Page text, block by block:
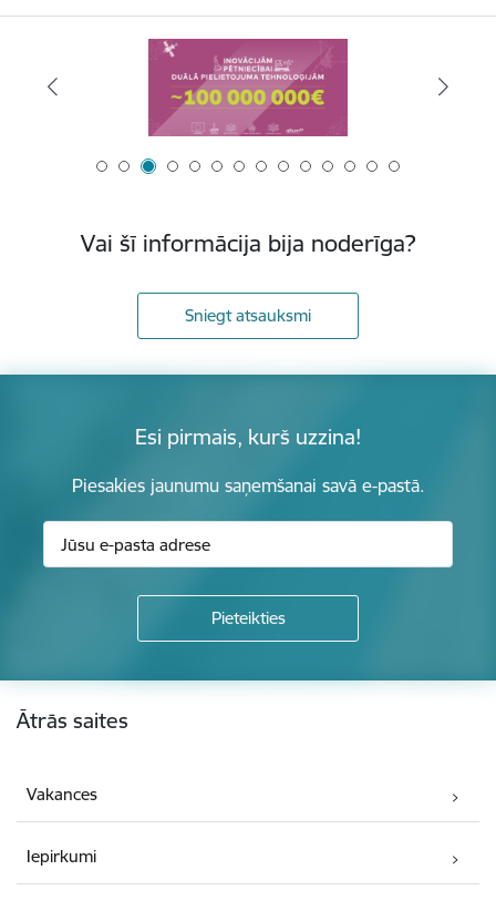
Vai šī informācija bija noderīga?
Sniegt atsauksmi
Esi pirmais, kurš uzzina!
Piesakies jaunumu saņemšanai savā e-pastā.
Ātrās saites
Vakances
Iepirkumi